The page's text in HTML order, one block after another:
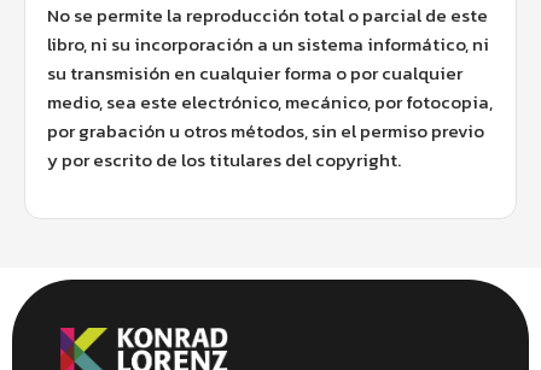
No se permite la reproducción total o parcial de este
libro, ni su incorporación a un sistema informático, ni
su transmisión en cualquier forma o por cualquier
medio, sea este electrónico, mecánico, por fotocopia,
por grabación u otros métodos, sin el permiso previo
y por escrito de los titulares del copyright.